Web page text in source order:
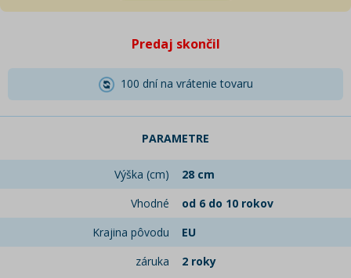
Predaj skončil
100 dní na vrátenie tovaru
PARAMETRE
Výška (cm)
28 cm
Vhodné
od 6 do 10 rokov
Krajina pôvodu
EU
záruka
2 roky